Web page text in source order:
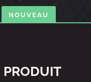
NOUVEAU
PRODUIT